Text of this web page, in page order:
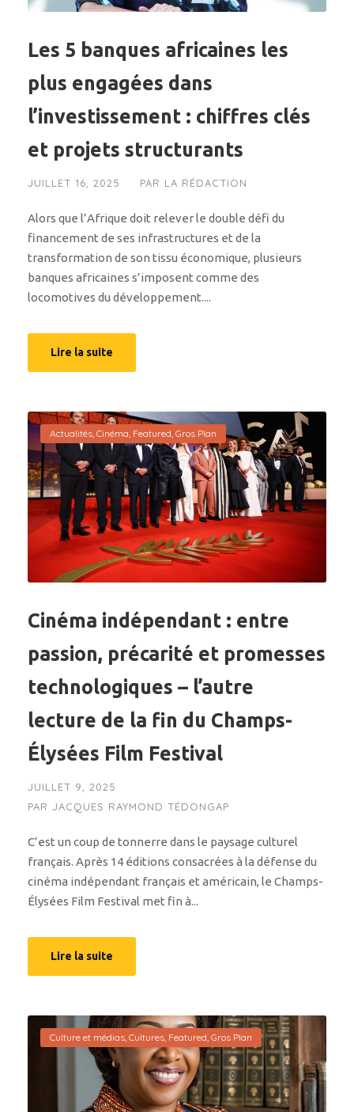
Les 5 banques africaines les
plus engagées dans
l’investissement : chiffres clés
et projets structurants
JUILLET 16, 2025 PAR LA RÉDACTION
Alors que l’Afrique doit relever le double défi du
financement de ses infrastructures et de la
transformation de son tissu économique, plusieurs
banques africaines s’imposent comme des
locomotives du développement....
Lire la suite
Actualités, Cinéma, Featured, Gros Plan
Cinéma indépendant : entre
passion, précarité et promesses
technologiques – l’autre
lecture de la fin du Champs-
Élysées Film Festival
JUILLET 9, 2025
PAR JACQUES RAYMOND TÉDONGAP
C’est un coup de tonnerre dans le paysage culturel
français. Après 14 éditions consacrées à la défense du
cinéma indépendant français et américain, le Champs-
Élysées Film Festival met fin à...
Lire la suite
Culture et médias, Cultures, Featured, Gros Plan